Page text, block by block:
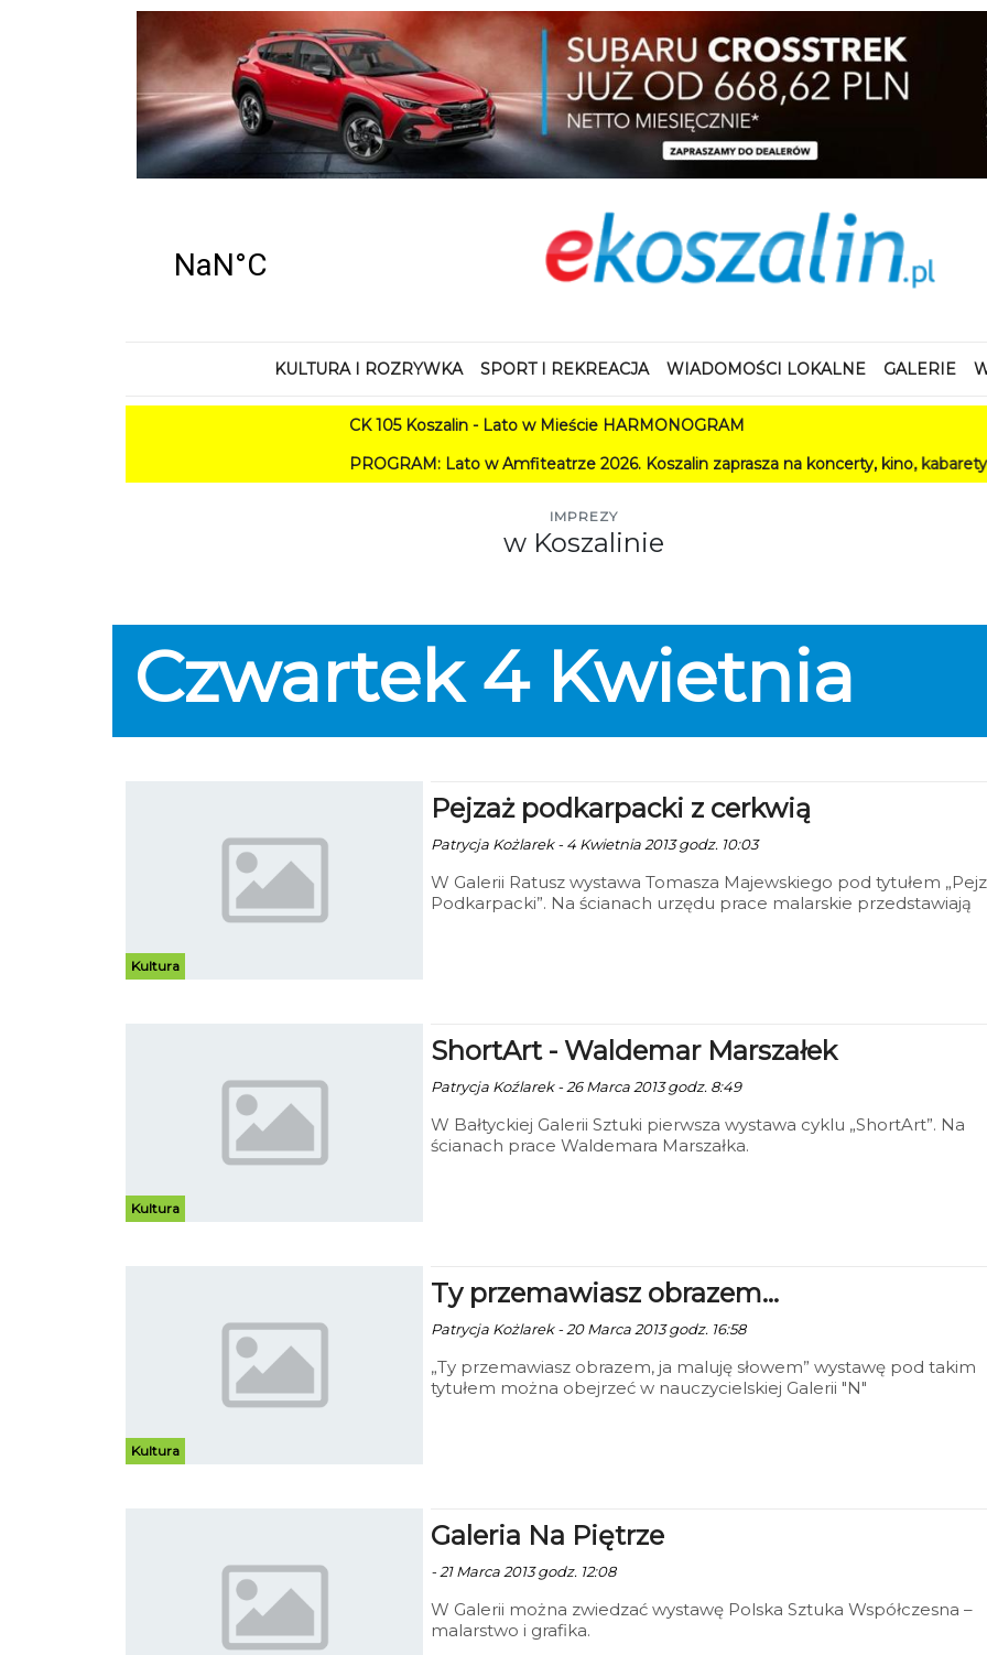
KULTURA I ROZRYWKA SPORT I REKREACJA WIADOMOŚCI LOKALNE GALERIE
CK 105 Koszalin - Lato w Mieście HARMONOGRAM
PROGRAM: Lato w Amfiteatrze 2026. Koszalin zaprasza na koncerty, kino, kabarety i
IMPREZY
w Koszalinie
Czwartek 4 Kwietnia
Kultura
Pejzaż podkarpacki z cerkwią
Patrycja Kożlarek - 4 Kwietnia 2013 godz. 10:03
W Galerii Ratusz wystawa Tomasza Majewskiego pod tytułem
Podkarpacki”. Na ścianach urzędu prace malarskie przedstawiają
Kultura
ShortArt - Waldemar Marszałek
Patrycja Koźlarek - 26 Marca 2013 godz. 8:49
W Bałtyckiej Galerii Sztuki pierwsza wystawa cyklu „ShortArt”. Na
ścianach prace Waldemara Marszałka.
Kultura
Ty przemawiasz obrazem...
Patrycja Kożlarek - 20 Marca 2013 godz. 16:58
„Ty przemawiasz obrazem, ja maluję słowem” wystawę pod takim
tytułem można obejrzeć w nauczycielskiej Galerii "N"
Galeria Na Piętrze
- 21 Marca 2013 godz. 12:08
W Galerii można zwiedzać wystawę Polska Sztuka Współczesna –
malarstwo i grafika.